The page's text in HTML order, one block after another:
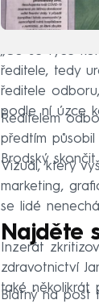
„Co se týče
ředitele, tedy
ředitele
podle ní úzce
Ředitelem
předtím působil
Brodský
Vizuál, který
marketing,
se lidé
Najděte
Inzerát
zdravotnictví
také několikrát
Blatný na post